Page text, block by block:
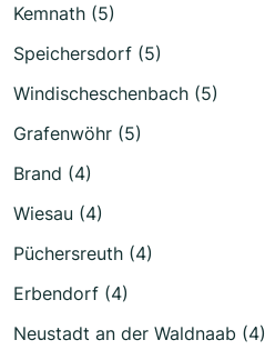
Kemnath (5)
Speichersdorf (5)
Windischeschenbach (5)
Grafenwöhr (5)
Brand (4)
Wiesau (4)
Püchersreuth (4)
Erbendorf (4)
Neustadt an der Waldnaab (4)